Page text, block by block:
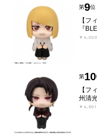
第9位
【フ
『
￥4,020
第10
【フ
州清
￥4,301